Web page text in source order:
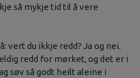
så mykje tid til å vere
vert du ikkje redd? Ja og nei.
redd for mørket, og det er i
søv så godt heilt aleine i